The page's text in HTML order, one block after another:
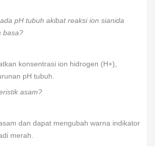
pH tubuh akibat reaksi ion sianida
basa?
konsentrasi ion hidrogen (H+),
pH tubuh.
asam?
dan dapat mengubah warna indikator
merah.